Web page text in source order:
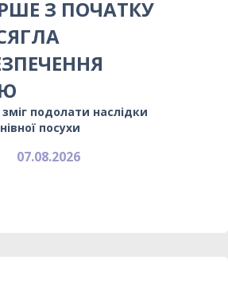
З ПОЧАТКУ
подолати наслідки
посухи
07.08.2026